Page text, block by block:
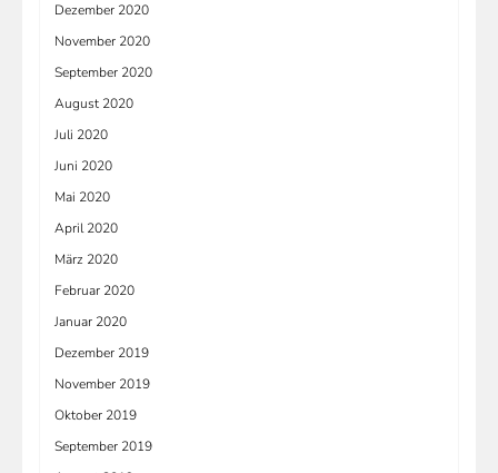
Dezember 2020
November 2020
September 2020
August 2020
Juli 2020
Juni 2020
Mai 2020
April 2020
März 2020
Februar 2020
Januar 2020
Dezember 2019
November 2019
Oktober 2019
September 2019